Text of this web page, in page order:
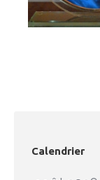
Calendrier